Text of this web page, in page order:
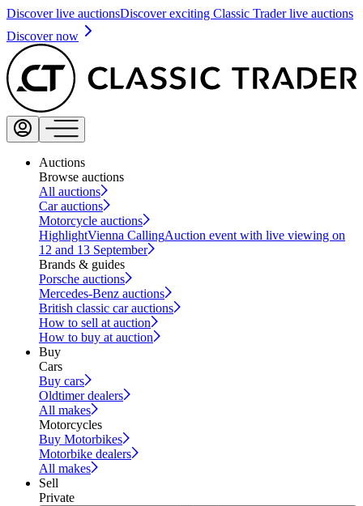
Discover live auctionsDiscover exciting Classic Trader live auctions
Discover now
Auctions
Browse auctions
All auctions
Car auctions
Motorcycle auctions
HighlightVienna CallingAuction event with live viewing on
12 and 13 September
Brands & guides
Porsche auctions
Mercedes-Benz auctions
British classic car auctions
How to sell at auction
How to buy at auction
Buy
Cars
Buy cars
Oldtimer dealers
All makes
Motorcycles
Buy Motorbikes
Motorbike dealers
All makes
Sell
Private